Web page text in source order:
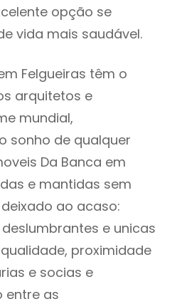
opção se
vida mais saudável.
Felgueiras têm o
arquitetos e
mundial,
sonho de qualquer
Da Banca em
e mantidas sem
ao acaso:
e unicas
proximidade
e socias e
entre as